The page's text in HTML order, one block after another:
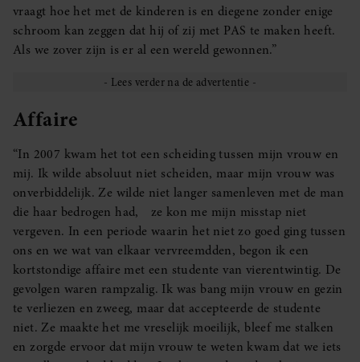
vraagt hoe het met de kinderen is en diegene zonder enige
schroom kan zeggen dat hij of zij met PAS te maken heeft.
Als we zover zijn is er al een wereld gewonnen.”
Affaire
“In 2007 kwam het tot een scheiding tussen mijn vrouw en
mij. Ik wilde absoluut niet scheiden, maar mijn vrouw was
onverbiddelijk. Ze wilde niet langer samenleven met de man
die haar bedrogen had, ze kon me mijn misstap niet
vergeven. In een periode waarin het niet zo goed ging tussen
ons en we wat van elkaar vervreemdden, begon ik een
kortstondige affaire met een studente van vierentwintig. De
gevolgen waren rampzalig. Ik was bang mijn vrouw en gezin
te verliezen en zweeg, maar dat accepteerde de studente
niet. Ze maakte het me vreselijk moeilijk, bleef me stalken
en zorgde ervoor dat mijn vrouw te weten kwam dat we iets